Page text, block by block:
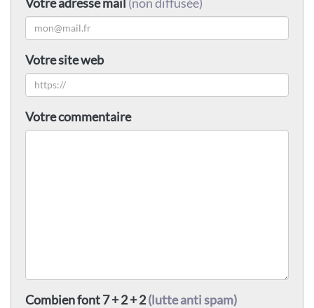
Votre site web
Votre commentaire
Combien font 7 + 2 + 2(lutte anti spam)